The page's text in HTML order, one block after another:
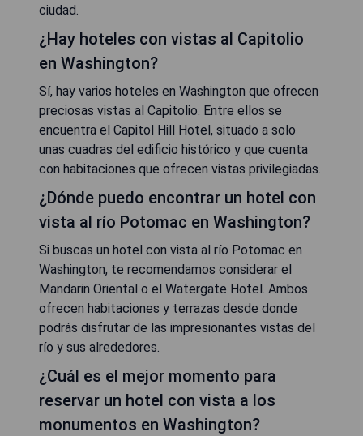
ciudad.
¿Hay hoteles con vistas al Capitolio
en Washington?
Sí, hay varios hoteles en Washington que ofrecen
preciosas vistas al Capitolio. Entre ellos se
encuentra el Capitol Hill Hotel, situado a solo
unas cuadras del edificio histórico y que cuenta
con habitaciones que ofrecen vistas privilegiadas.
¿Dónde puedo encontrar un hotel con
vista al río Potomac en Washington?
Si buscas un hotel con vista al río Potomac en
Washington, te recomendamos considerar el
Mandarin Oriental o el Watergate Hotel. Ambos
ofrecen habitaciones y terrazas desde donde
podrás disfrutar de las impresionantes vistas del
río y sus alrededores.
¿Cuál es el mejor momento para
reservar un hotel con vista a los
monumentos en Washington?